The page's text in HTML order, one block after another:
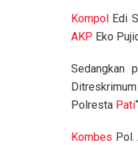
Kompol Edi
AKP Eko
Sedangkan
Ditreskrimum
Polresta Pati
Kombes Pol.